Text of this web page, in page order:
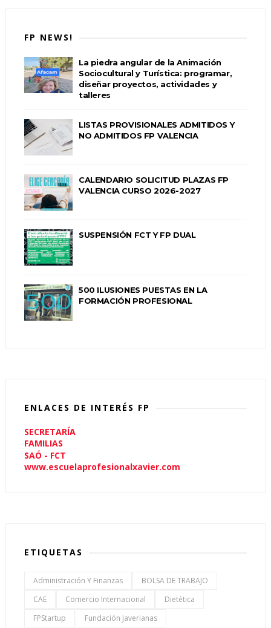
FP NEWS!
La piedra angular de la Animación
Sociocultural y Turística: programar,
diseñar proyectos, actividades y
talleres
LISTAS PROVISIONALES ADMITIDOS Y
NO ADMITIDOS FP VALENCIA
CALENDARIO SOLICITUD PLAZAS FP
VALENCIA CURSO 2026-2027
SUSPENSIÓN FCT Y FP DUAL
500 ILUSIONES PUESTAS EN LA
FORMACIÓN PROFESIONAL
ENLACES DE INTERÉS FP
SECRETARÍA
FAMILIAS
SAÓ - FCT
www.escuelaprofesionalxavier.com
ETIQUETAS
Administración Y Finanzas
BOLSA DE TRABAJO
CAE
Comercio Internacional
Dietética
FPStartup
Fundación Javerianas